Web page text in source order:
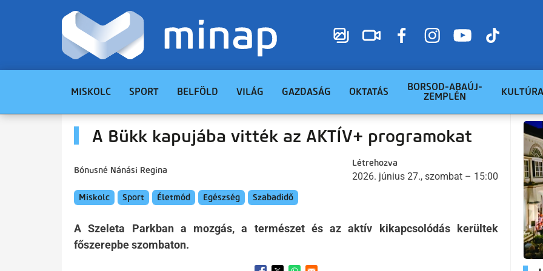
MISKOLC SPORT BELFÖLD VILÁG GAZDASÁG OKTATÁS
BORSOD-ABAÚJ-
ZEMPLÉN
KULTÚRA
A Bükk kapujába vitték az AKTÍV+ programokat
Bónusné Nánási Regina
Létrehozva
2026. június 27., szombat – 15:00
Miskolc Sport Életmód Egészség Szabadidő
A Szeleta Parkban a mozgás, a természet és az aktív kikapcsolódás kerültek
főszerepbe szombaton.